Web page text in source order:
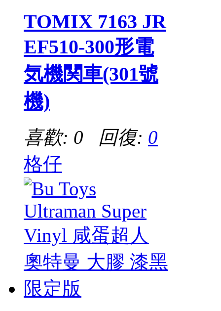
TOMIX 7163 JR
EF510-300形電
気機関車(301號
機)
喜歡: 0 回復: 0
格仔